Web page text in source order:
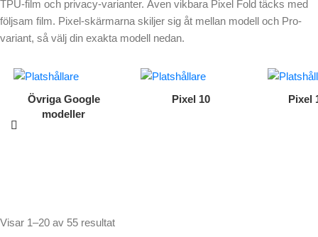
TPU-film och privacy-varianter. Även vikbara Pixel Fold täcks med
följsam film. Pixel-skärmarna skiljer sig åt mellan modell och Pro-
variant, så välj din exakta modell nedan.
Övriga Google
modeller
Pixel 10 Pixel
Visar 1–20 av 55 resultat